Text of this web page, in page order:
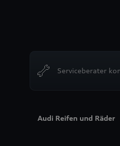
Serviceberater
Audi Reifen und Räder